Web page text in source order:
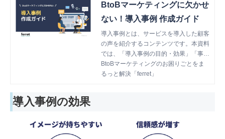
BtoBマーケティングに欠かせ
ない！導入事例 作成ガイド
導入事例とは、サービスを導入した顧客
の声を紹介するコンテンツです。本資料
では、「導入事例の目的・効果」「事例
記事の作り方」といった基本的な部分か
ら「社内や顧客の協力を得られない」と
BtoBマーケティングのお困りごとをま
るっと解決「ferret」
導入事例の効果